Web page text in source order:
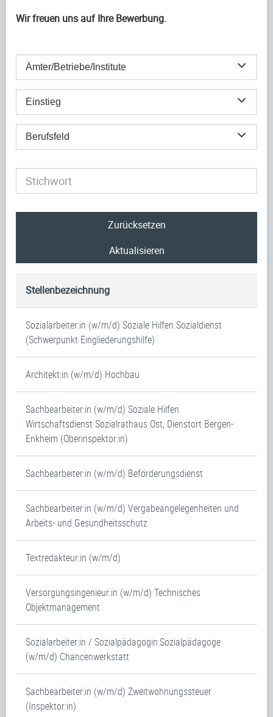
Wir freuen uns auf Ihre Bewerbung.
Ämter/Betriebe/Institute
Einstieg
Berufsfeld
Zurücksetzen
Aktualisieren
Stellenbezeichnung
Sozialarbeiter:in (w/m/d) Soziale Hilfen Sozialdienst
(Schwerpunkt Eingliederungshilfe)
Architekt:in (w/m/d) Hochbau
Sachbearbeiter:in (w/m/d) Soziale Hilfen
Wirtschaftsdienst Sozialrathaus Ost, Dienstort Bergen-
Enkheim (Oberinspektor:in)
Sachbearbeiter:in (w/m/d) Beförderungsdienst
Sachbearbeiter:in (w/m/d) Vergabeangelegenheiten und
Arbeits- und Gesundheitsschutz
Textredakteur:in (w/m/d)
Versorgungsingenieur:in (w/m/d) Technisches
Objektmanagement
Sozialarbeiter:in / Sozialpädagogin:Sozialpädagoge
(w/m/d) Chancenwerkstatt
Sachbearbeiter:in (w/m/d) Zweitwohnungssteuer
(Inspektor:in)